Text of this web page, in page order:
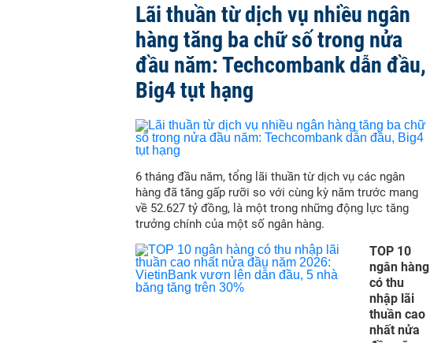
Lãi thuần từ dịch vụ nhiều ngân
hàng tăng ba chữ số trong nửa
đầu năm: Techcombank dẫn đầu,
Big4 tụt hạng
6 tháng đầu năm, tổng lãi thuần từ dịch vụ các ngân
hàng đã tăng gấp rưỡi so với cùng kỳ năm trước mang
về 52.627 tỷ đồng, là một trong những động lực tăng
trưởng chính của một số ngân hàng.
TOP 10
ngân hàng
có thu
nhập lãi
thuần cao
nhất nửa